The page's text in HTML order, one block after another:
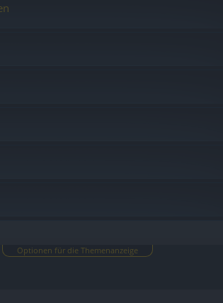
Optionen für die Themenanzeige